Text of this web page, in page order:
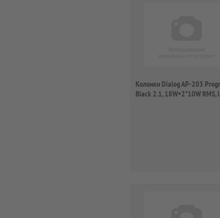
Колонки Dialog AP-203
Black 2.1, 18W+2*10W RMS,